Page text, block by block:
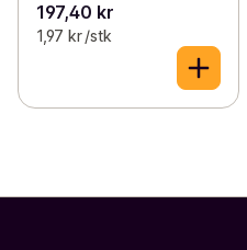
197,40 kr
1,97 kr /stk